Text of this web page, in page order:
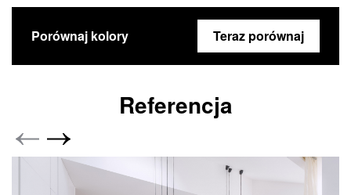
Porównaj kolory Teraz porównaj
Referencja